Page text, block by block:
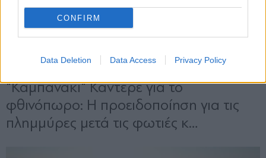
CONFIRM
Data Deletion Data Access Privacy Policy